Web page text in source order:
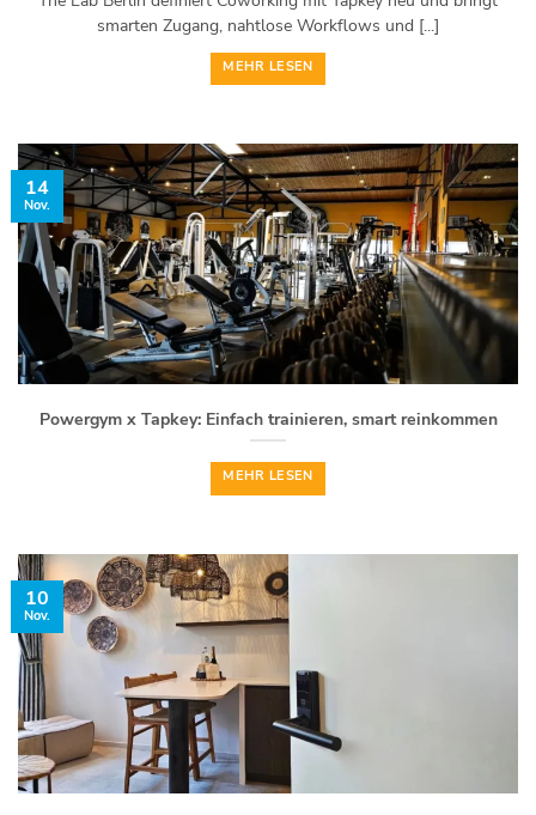
smarten Zugang, nahtlose Workflows und [...]
MEHR LESEN
Powergym x Tapkey: Einfach trainieren, smart reinkommen
MEHR LESEN
14
Nov.
10
Nov.